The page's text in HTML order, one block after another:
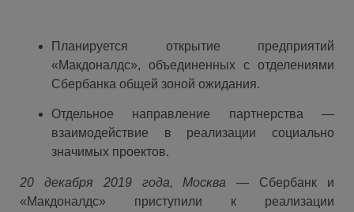
Планируется открытие предприятий
«Макдоналдс», объединенных с отделениями
Сбербанка общей зоной ожидания.
Отдельное направление партнерства —
взаимодействие в реализации социально
значимых проектов.
20 декабря 2019 года, Москва — Сбербанк и
«Макдоналдс» приступили к реализации